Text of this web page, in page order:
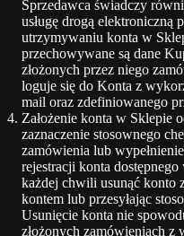
Sprzedawca świadczy
usługę drogą elektroniczną
utrzymywaniu konta w
przechowywane są dane
złożonych przez niego
loguje się do Konta z
mail oraz zdefiniowanego
Założenie konta w Sklepie
zaznaczenie stosownego
zamówienia lub
rejestracji konta
każdej chwili usunąć konto
kontem lub przesyłając
Usunięcie konta nie
złożonych zamówieniach z